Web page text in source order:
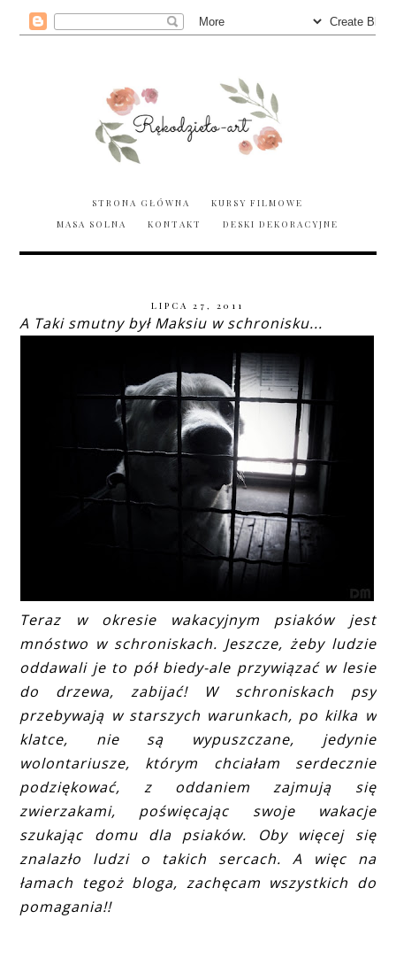
STRONA GŁÓWNA
KURSY FILMOWE
MASA SOLNA
KONTAKT DESKI DEKORACYJNE
LIPCA 27, 2011
A Taki smutny był Maksiu w schronisku...
Teraz w okresie wakacyjnym psiaków jest
mnóstwo w schroniskach. Jeszcze, żeby ludzie
oddawali je to pół biedy-ale przywiązać w lesie
do drzewa, zabijać! W schroniskach psy
przebywają w starszych warunkach, po kilka w
klatce, nie są wypuszczane, jedynie
wolontariusze, którym chciałam serdecznie
podziękować, z oddaniem zajmują się
zwierzakami, poświęcając swoje wakacje
szukając domu dla psiaków. Oby więcej się
znalazło ludzi o takich sercach. A więc na
łamach tegoż bloga, zachęcam wszystkich do
pomagania!!